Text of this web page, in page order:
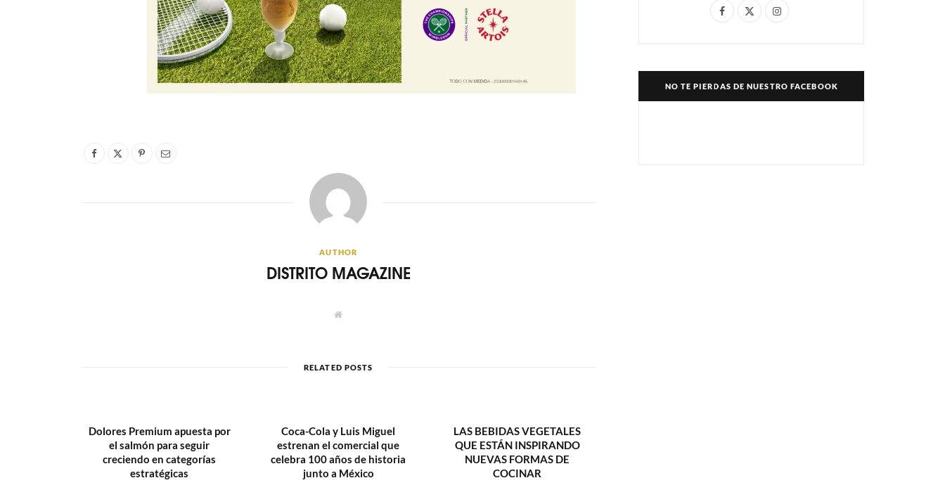
AUTHOR
DISTRITO MAGAZINE
W
e
RELATED POSTS
Dolores Premium apuesta por
el salmón para seguir
creciendo en categorías
estratégicas
Coca-Cola y Luis Miguel
estrenan el comercial que
celebra 100 años de historia
junto a México
LAS BEBIDAS VEGETALES
QUE ESTÁN INSPIRANDO
NUEVAS FORMAS DE
COCINAR
F
e
X
w
I
t
NO TE PIERDAS DE NUESTRO FACEBOOK